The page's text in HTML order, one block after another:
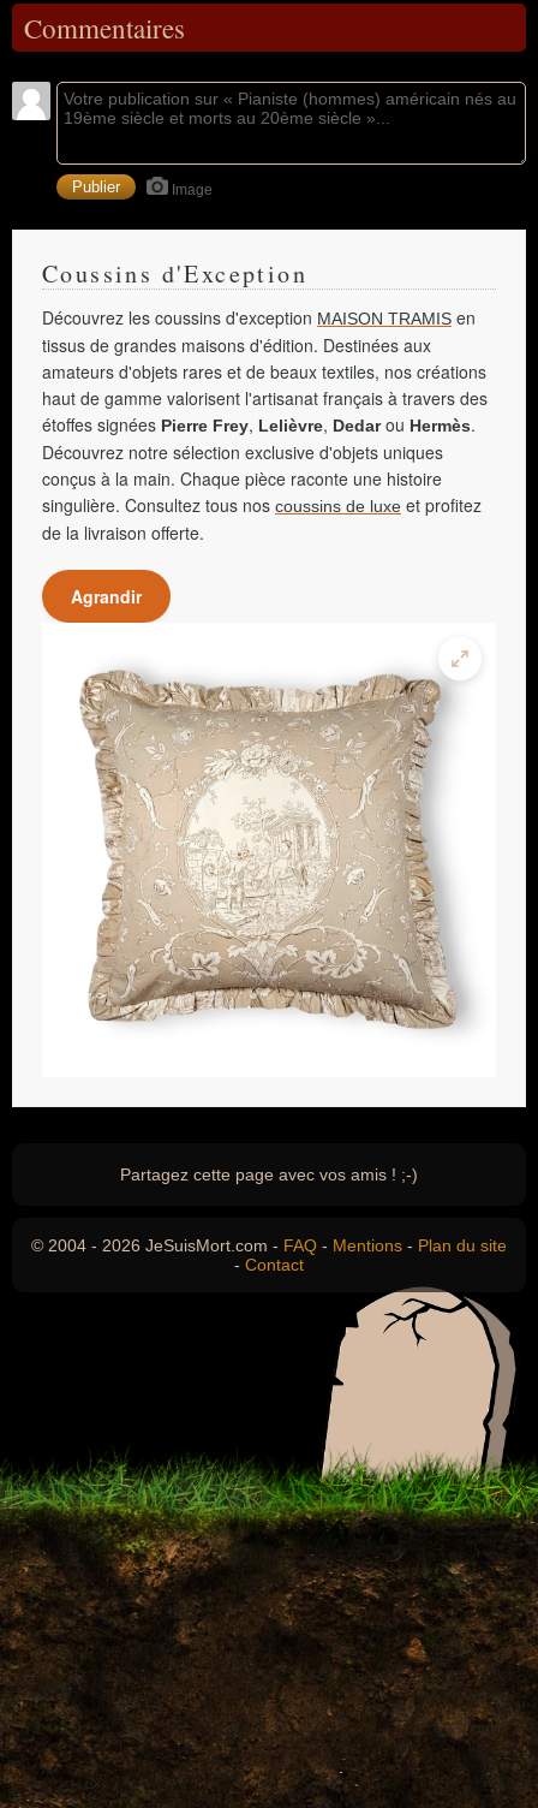
Commentaires
Image
Coussins d'Exception
Découvrez les coussins d'exception MAISON TRAMIS en
tissus de grandes maisons d'édition. Destinées aux
amateurs d'objets rares et de beaux textiles, nos créations
haut de gamme valorisent l'artisanat français à travers des
étoffes signées Pierre Frey, Lelièvre, Dedarou Hermès.
Découvrez notre sélection exclusive d'objets uniques
conçus à la main. Chaque pièce raconte une histoire
singulière. Consultez tous nos coussins de luxe et profitez
de la livraison offerte.
Agrandir
Partagez cette page avec vos amis ! ;-)
© 2004 - 2026 JeSuisMort.com - FAQ - Mentions - Plan du site
- Contact